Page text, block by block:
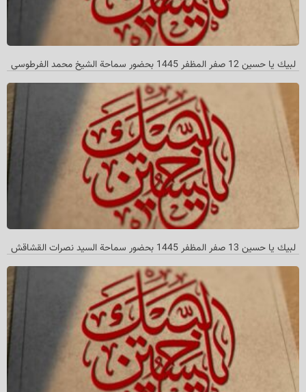
لبیك یا حسین 12 صفر المظفر 1445 بحضور سماحة الشیخ محمد الفرطوسي
لبیك یا حسین 13 صفر المظفر 1445 بحضور سماحة السید نصرات القشاقش